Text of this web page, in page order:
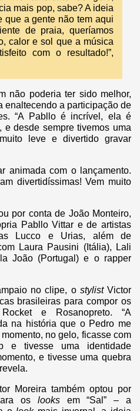
mais pop, sabe? A ideia
que a gente não tem aqui
de praia, queríamos
calor e sol que a música
com o resultado!”,
não poderia ter sido melhor,
enaltecendo a participação de
“A Pabllo é incrível, ela é
e desde sempre tivemos uma
leve e divertido gravar
animada com o lançamento.
divertidíssimas! Vem muito
por conta de João Monteiro,
Pabllo Vittar e de artistas
Lucco e Urias, além de
Laura Pausini (Itália), Lali
João (Portugal) e o rapper
no clipe, o stylistVictor
brasileiras para compor os
e Rosanopreto. “A
na história que o Pedro me
no gelo, ficasse com
e tivesse uma identidade
e tivesse uma quebra
Moreira também optou por
os looks em “Sal” – a